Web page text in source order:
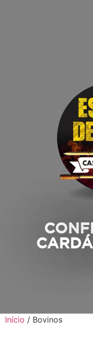
Início / Bovinos